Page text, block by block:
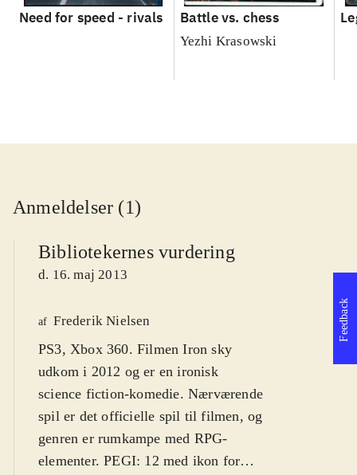
Need for speed - rivals Battle vs. chess
Yezhi Krasowski
Anmeldelser (1)
Bibliotekernes vurdering
d. 16. maj 2013
af Frederik Nielsen
PS3, Xbox 360. Filmen Iron sky
udkom i 2012 og er en ironisk
science fiction-komedie. Nærværende
spil er det officielle spil til filmen, og
genren er rumkampe med RPG-
elementer. PEGI: 12 med ikon for
Feedback